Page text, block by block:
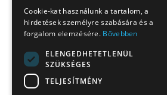
Cookie-kat használunk a tartalom, a
hirdetések személyre szabására és a
forgalom elemzésére. Bővebben
ELENGEDHETETLENÜL
SZÜKSÉGES
TELJESÍTMÉNY